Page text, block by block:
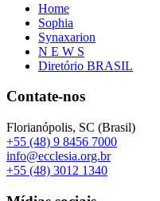
Home
Sophia
Synaxarion
N E W S
Diretório BRASIL
Contate-nos
Florianópolis, SC (Brasil)
+55 (48) 9 8456 7000
info@ecclesia.org.br
+55 (48) 3012 1340